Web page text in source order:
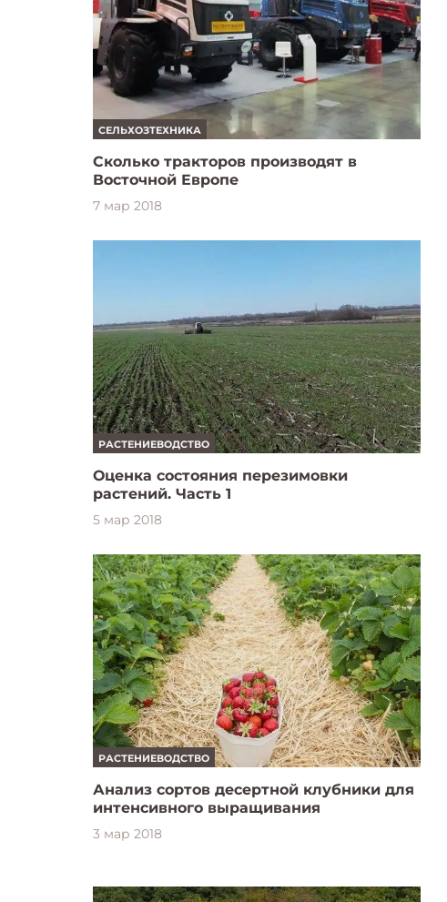
СЕЛЬХОЗТЕХНИКА
Сколько тракторов производят в
Восточной Европе
7 мар 2018
РАСТЕНИЕВОДСТВО
Оценка состояния перезимовки
растений. Часть 1
5 мар 2018
РАСТЕНИЕВОДСТВО
Анализ сортов десертной клубники для
интенсивного выращивания
3 мар 2018